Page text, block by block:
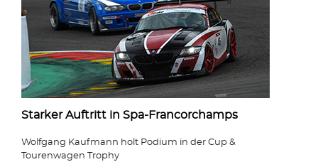
Starker Auftritt in Spa-Francorchamps
Wolfgang Kaufmann holt Podium in der Cup &
Tourenwagen Trophy